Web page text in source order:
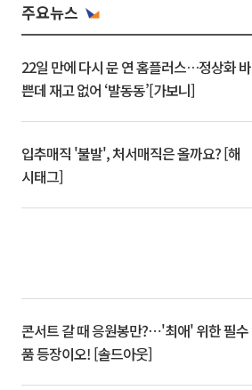
주요뉴스
22일 만에 다시 문 연 홈플러스…정상화 바
쁜데 재고 없어 ‘발동동’[가보니]
입추매직 '불발', 처서매직은 올까요? [해
시태그]
콘서트 갈 때 응원봉만?⋯'최애' 위한 필수
품 등장이오! [솔드아웃]